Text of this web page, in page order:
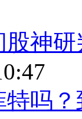
神
吗